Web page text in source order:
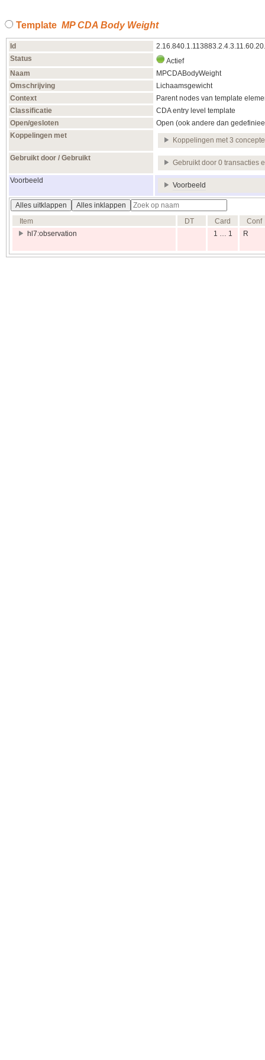
Template MP CDA Body Weight
Id
Status
Actief
Naam
MPCDABodyWeight
Omschrijving
Lichaamsgewicht
Context
Parent nodes van template
Classificatie
CDA entry level template
Open/gesloten
Open (ook andere dan
Koppelingen met
Koppelingen met 3
Gebruikt door / Gebruikt
Gebruikt door 0 transacties
Voorbeeld
Voorbeeld
Alles uitklappen
Alles inklappen
Item
DT Card
Conf
hl7:observation
1 … 1 R